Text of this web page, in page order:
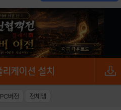
PC버전 전체앱